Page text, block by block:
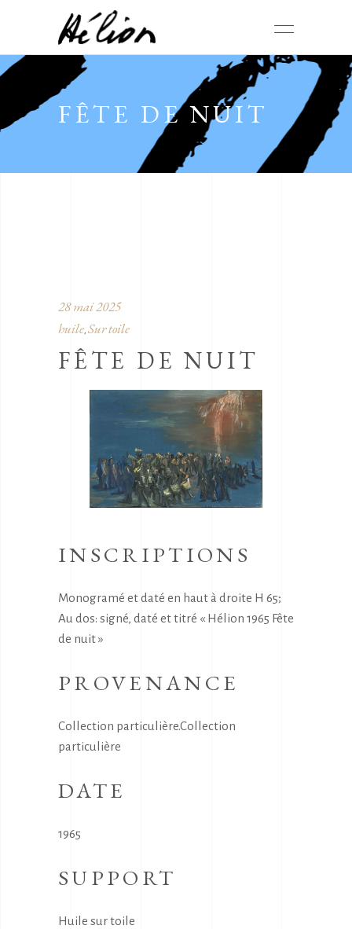
FÊTE DE NUIT
28 mai 2025
huile, Sur toile
FÊTE DE NUIT
INSCRIPTIONS
Monogramé et daté en haut à droite H 65;
Au dos: signé, daté et titré « Hélion 1965 Fête
de nuit »
PROVENANCE
Collection particulière.Collection
particulière
DATE
1965
SUPPORT
Huile sur toile